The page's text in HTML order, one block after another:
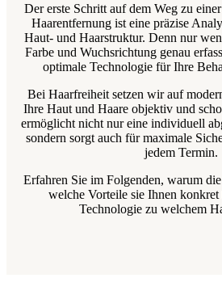
Der erste Schritt auf dem Weg zu
Haarentfernung ist eine präzise
Haut- und Haarstruktur. Denn nur
Farbe und Wuchsrichtung genau
optimale Technologie für Ihre
Bei Haarfreiheit setzen wir auf
Ihre Haut und Haare objektiv und
ermöglicht nicht nur eine individuell
sondern sorgt auch für maximale
jedem Termin.
Erfahren Sie im Folgenden, warum
welche Vorteile sie Ihnen
Technologie zu welchem